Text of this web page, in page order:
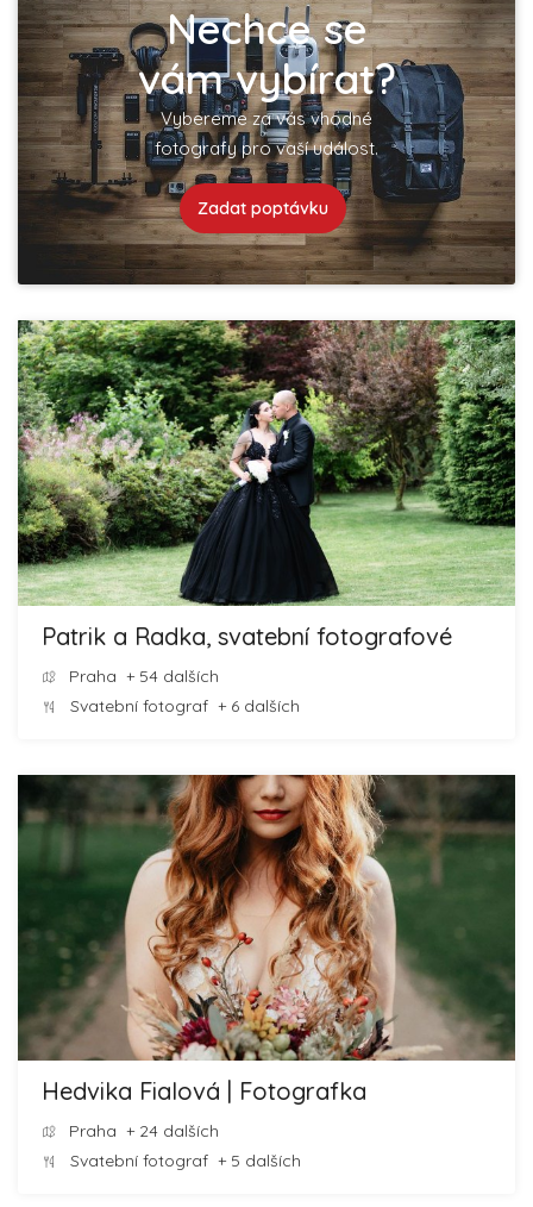
Nechce se
vám vybírat?
Vybereme za vás vhodné
fotografy pro vaší událost.
Zadat poptávku
Patrik a Radka, svatební fotografové
Praha + 54 dalších
Svatební fotograf + 6 dalších
Hedvika Fialová | Fotografka
Praha + 24 dalších
Svatební fotograf + 5 dalších